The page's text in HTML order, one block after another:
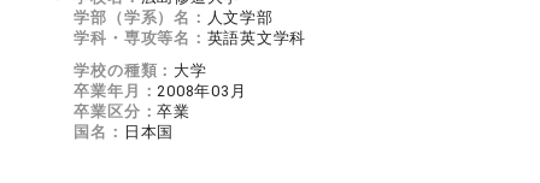
学部（学系）名： 人文学部
学科・専攻等名： 英語英文学科
学校の種類： 大学
卒業年月：2008年03月
卒業区分：卒業
国名： 日本国